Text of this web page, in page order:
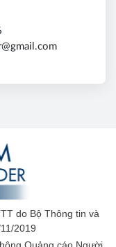
do Bộ Thông tin và
2019